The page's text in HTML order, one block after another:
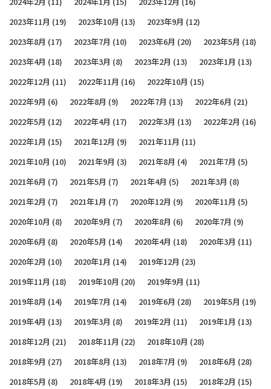
2023年11月 (19) 2023年10月 (13) 2023年9月 (12)
2023年8月 (17) 2023年7月 (10) 2023年6月 (20) 2023年5月 (18)
2023年4月 (18) 2023年3月 (8) 2023年2月 (13) 2023年1月 (13)
2022年12月 (11) 2022年11月 (16) 2022年10月 (15)
2022年9月 (6) 2022年8月 (9) 2022年7月 (13) 2022年6月 (21)
2022年5月 (12) 2022年4月 (17) 2022年3月 (13) 2022年2月 (16)
2022年1月 (15) 2021年12月 (9) 2021年11月 (11)
2021年10月 (10) 2021年9月 (3) 2021年8月 (4) 2021年7月 (5)
2021年6月 (7) 2021年5月 (7) 2021年4月 (5) 2021年3月 (8)
2021年2月 (7) 2021年1月 (7) 2020年12月 (9) 2020年11月 (5)
2020年10月 (8) 2020年9月 (7) 2020年8月 (6) 2020年7月 (9)
2020年6月 (8) 2020年5月 (14) 2020年4月 (18) 2020年3月 (11)
2020年2月 (10) 2020年1月 (14) 2019年12月 (23)
2019年11月 (18) 2019年10月 (20) 2019年9月 (11)
2019年8月 (14) 2019年7月 (14) 2019年6月 (28) 2019年5月 (19)
2019年4月 (13) 2019年3月 (8) 2019年2月 (11) 2019年1月 (13)
2018年12月 (21) 2018年11月 (22) 2018年10月 (28)
2018年9月 (27) 2018年8月 (13) 2018年7月 (9) 2018年6月 (28)
2018年5月 (8) 2018年4月 (19) 2018年3月 (15) 2018年2月 (15)